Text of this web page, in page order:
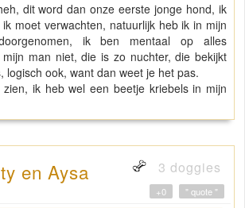
dit word dan onze eerste jonge hond, ik
moet verwachten, natuurlijk heb ik in mijn
ik ben mentaal op alles
man niet, die is zo nuchter, die bekijkt
logisch ook, want dan weet je het pas.
ik heb wel een beetje kriebels in mijn
en Aysa 3 doggies
" quote "
+0